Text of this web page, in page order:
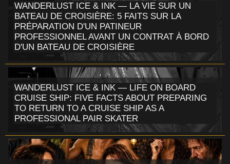
WANDERLUST ICE & INK — LA VIE SUR UN
BATEAU DE CROISIÈRE: 5 FAITS SUR LA
PRÉPARATION D'UN PATINEUR
PROFESSIONNEL AVANT UN CONTRAT À BORD
D'UN BATEAU DE CROISIÈRE
WANDERLUST ICE & INK — LIFE ON BOARD
CRUISE SHIP: FIVE FACTS ABOUT PREPARING
TO RETURN TO A CRUISE SHIP AS A
PROFESSIONAL PAIR SKATER